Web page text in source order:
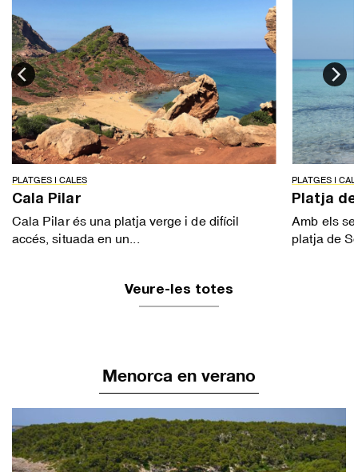
PLATGES I CALES
Cala Pilar
Cala Pilar és una platja verge i de difícil
accés, situada en un...
PLATGES I
Platja
Amb els
platja de
Veure-les totes
Menorca en verano